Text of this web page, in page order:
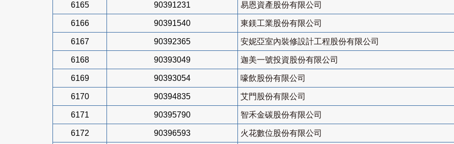
6165 90391231 易恩資產股份有限公司
6166 90391540 東鎂工業股份有限公司
6167 90392365 安妮亞室內裝修設計工程股份有限公司
6168 90393049 迦美一號投資股份有限公司
6169 90393054 嚎飲股份有限公司
6170 90394835 艾門股份有限公司
6171 90395790 智禾金碳股份有限公司
6172 90396593 火花數位股份有限公司